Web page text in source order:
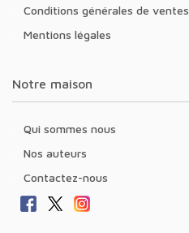
Conditions générales de ventes
Mentions légales
Notre maison
Qui sommes nous
Nos auteurs
Contactez-nous